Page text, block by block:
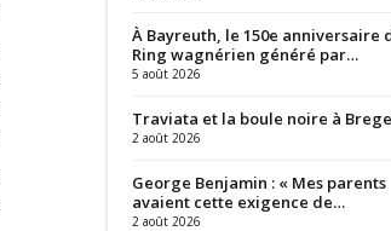
À Bayreuth, le 150e anniversaire
Ring wagnérien généré par…
5 août 2026
Traviata et la boule noire à
2 août 2026
George Benjamin : « Mes parents
avaient cette exigence de…
2 août 2026